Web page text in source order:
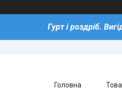
Гурт і роздріб.
Головна